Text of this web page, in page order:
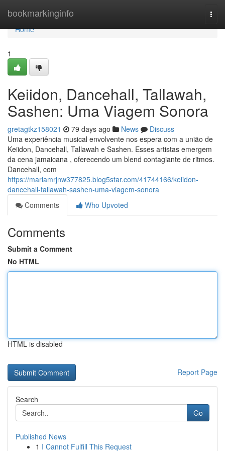
bookmarkinginfo
Home
Home
1
Keiidon, Dancehall, Tallawah,
Sashen: Uma Viagem Sonora
gretagtkz158021 79 days ago News
Discuss
Uma experiência musical envolvente nos espera com a união de
Keiidon, Dancehall, Tallawah e Sashen. Esses artistas emergem
da cena jamaicana , oferecendo um blend contagiante de ritmos.
Dancehall, com
https://mariamrjnw377825.blog5star.com/41744166/keiidon-
dancehall-tallawah-sashen-uma-viagem-sonora
Comments
Who Upvoted
Comments
Submit a Comment
No HTML
HTML is disabled
Report Page
Search
Go
Published News
1 I Cannot Fulfill This Request